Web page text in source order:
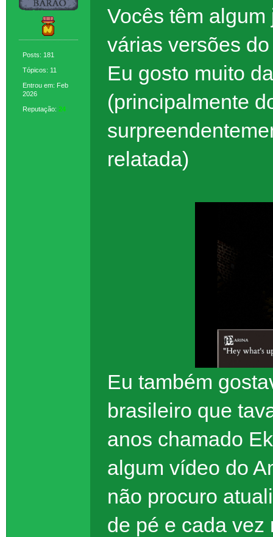
Posts: 181
Tópicos: 11
Entrou em: Feb
2026
Reputação: 24
Vocês têm
várias versões
Eu gosto muito
(principalmente
relatada)
Eu também
brasileiro que
anos chamado
algum vídeo do
não procuro
de pé e cada vez